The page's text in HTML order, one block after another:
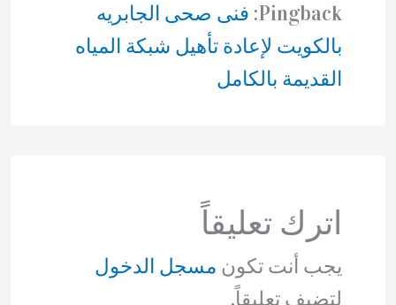
Pingback: فنى صحى الجابريه
بالكويت لإعادة تأهيل شبكة المياه
القديمة بالكامل
اترك تعليقاً
يجب أنت تكون مسجل الدخول
لتضيف تعليقاً.